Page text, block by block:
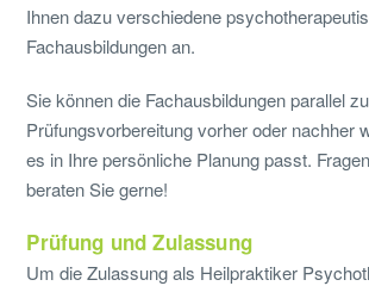
Ihnen dazu verschiedene
Fachausbildungen an.
Sie können die Fachausbildungen parallel
Prüfungsvorbereitung vorher oder nachher
es in Ihre persönliche Planung passt.
beraten Sie gerne!
Prüfung und Zulassung
Um die Zulassung als Heilpraktiker